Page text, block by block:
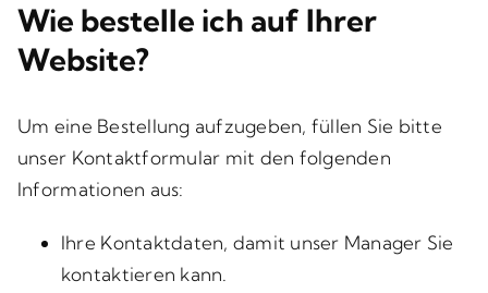
Wie bestelle ich auf Ihrer
Website?
Um eine Bestellung aufzugeben, füllen Sie bitte
unser Kontaktformular mit den folgenden
Informationen aus:
Ihre Kontaktdaten, damit unser Manager Sie
kontaktieren kann.